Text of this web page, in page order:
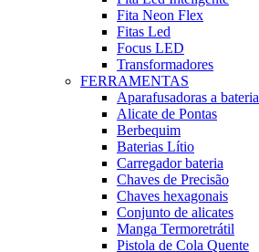
Fita Neon Flex
Fitas Led
Focus LED
Transformadores
FERRAMENTAS
Aparafusadoras a bateria
Alicate de Pontas
Berbequim
Baterias Lítio
Carregador bateria
Chaves de Precisão
Chaves hexagonais
Conjunto de alicates
Manga Termoretrátil
Pistola de Cola Quente